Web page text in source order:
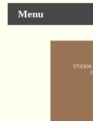
Menu